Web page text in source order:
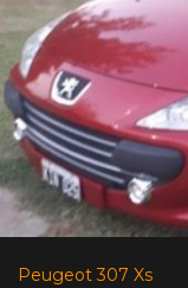
Peugeot 307 Xs